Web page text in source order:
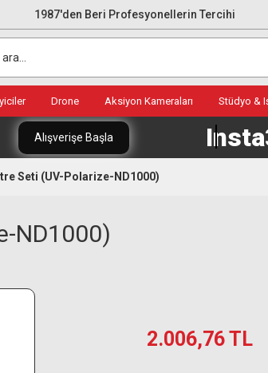
1987'den Beri Profesyonellerin Tercihi
Drone Aksiyon Kameraları Stüdyo &
Alışverişe Başla
Seti (UV-Polarize-ND1000)
ND1000)
2.006,76 TL